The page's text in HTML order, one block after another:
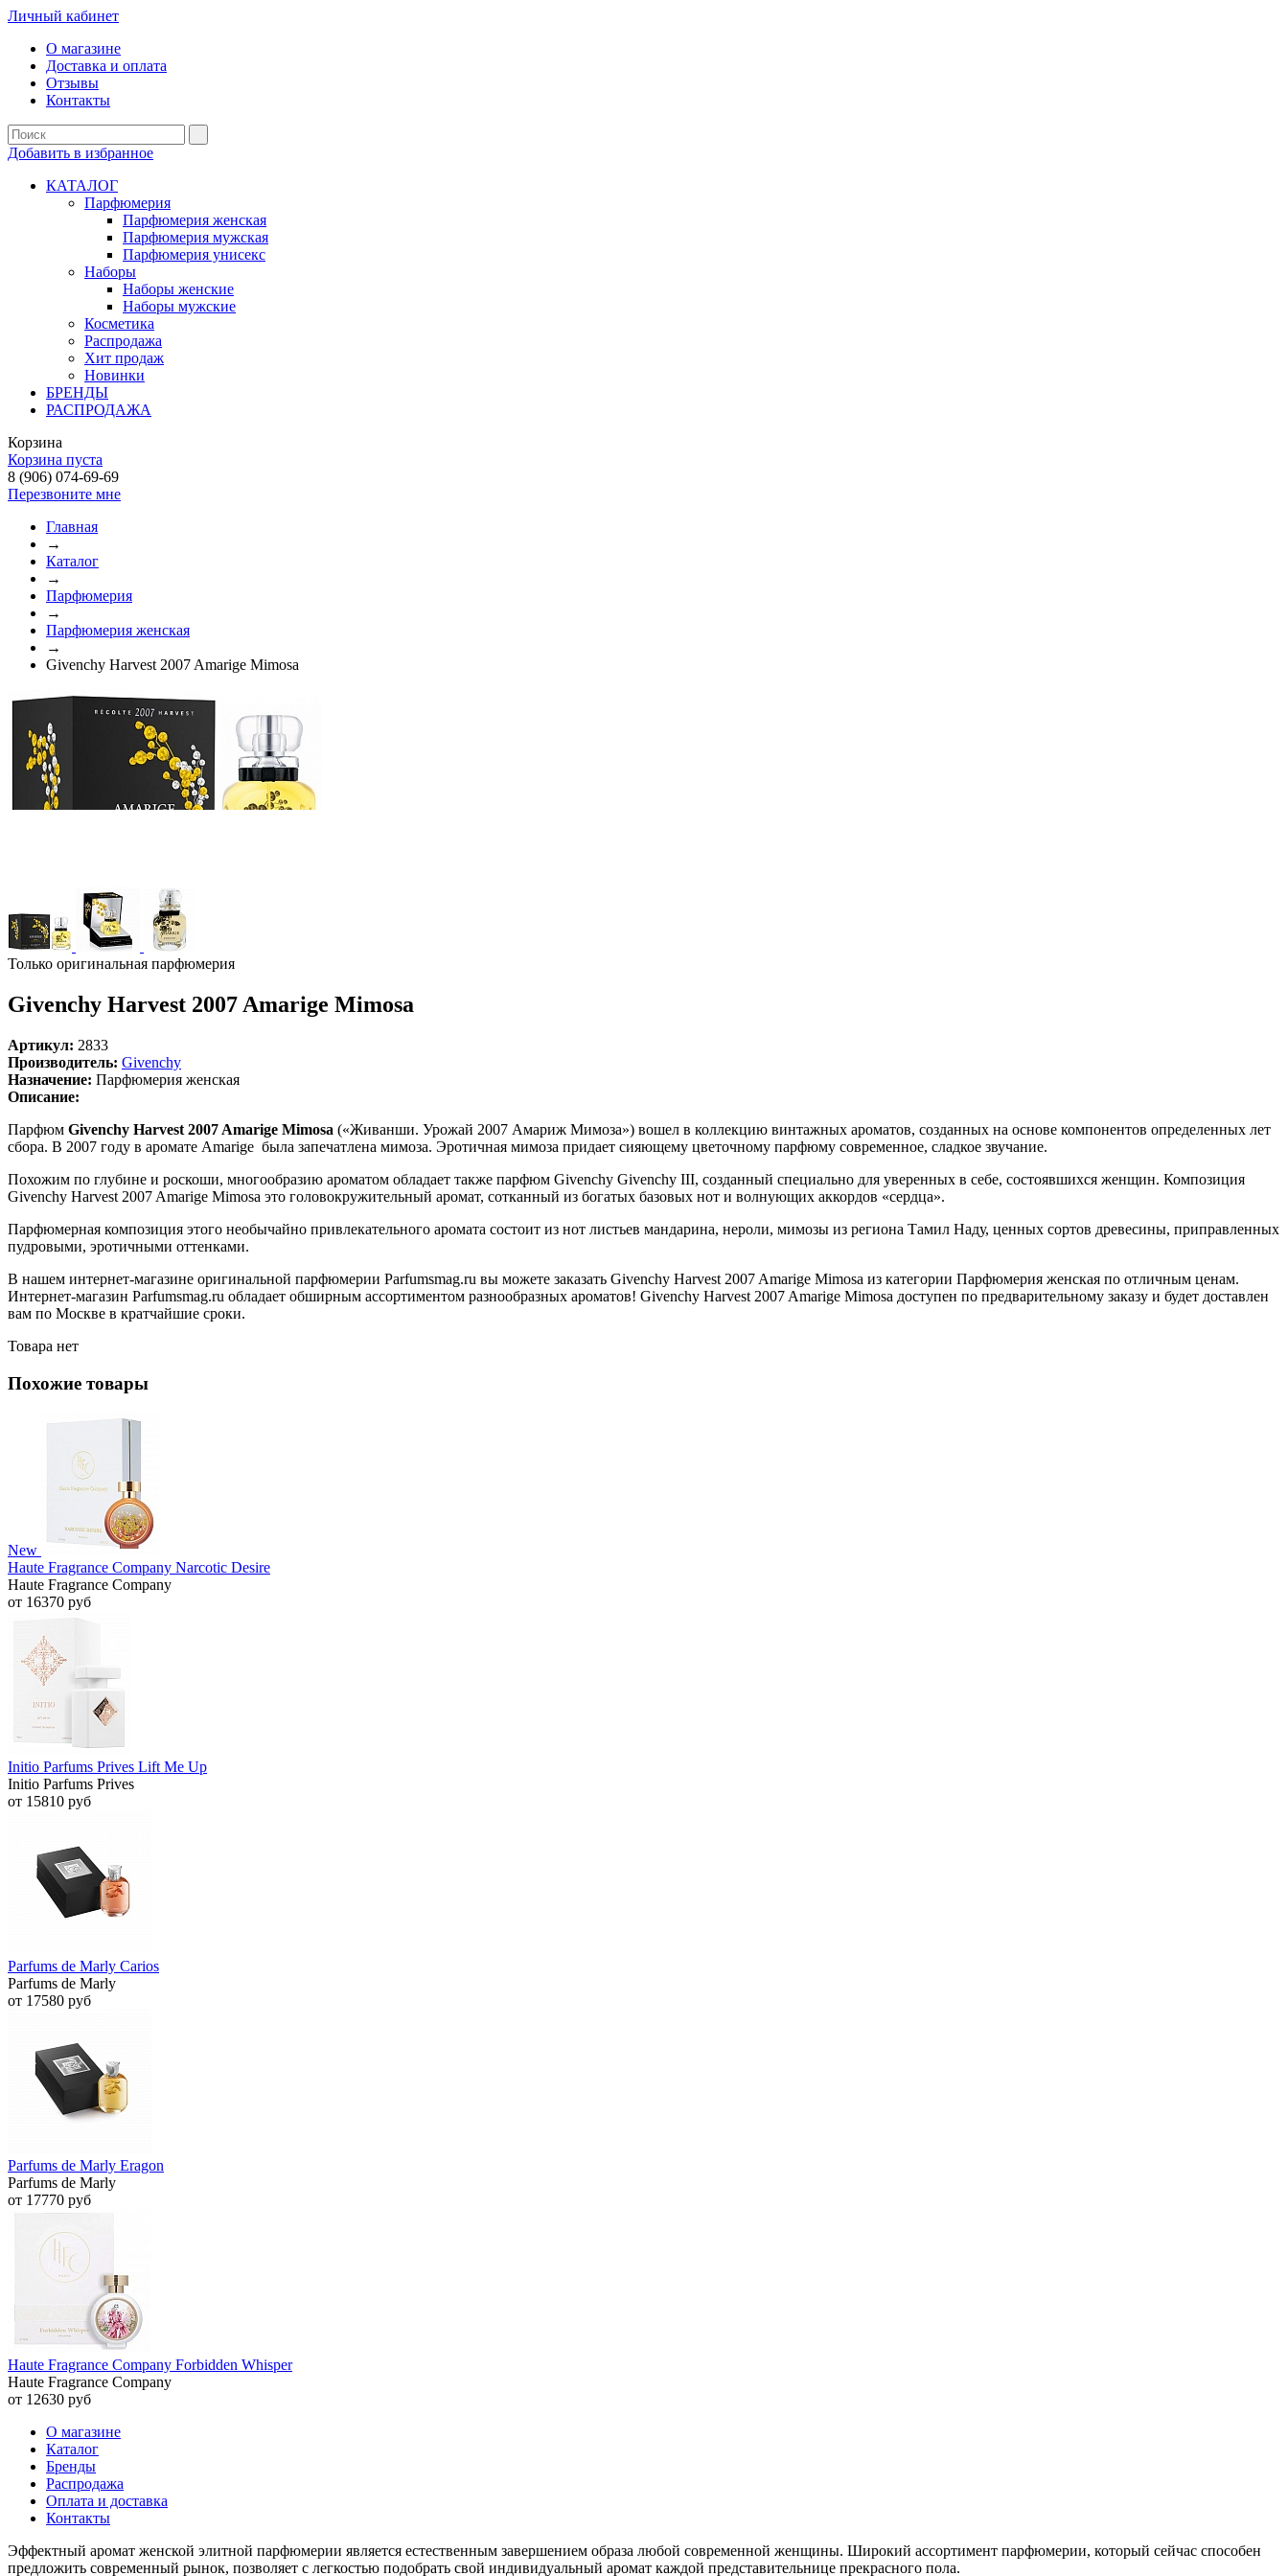
Личный кабинет
О магазине
Доставка и оплата
Отзывы
Контакты
Добавить в избранное
КАТАЛОГ
Парфюмерия
Парфюмерия женская
Парфюмерия мужская
Парфюмерия унисекс
Наборы
Наборы женские
Наборы мужские
Косметика
Распродажа
Хит продаж
Новинки
БРЕНДЫ
РАСПРОДАЖА
Корзина
Корзина пуста
8 (906) 074-69-69
Перезвоните мне
Главная
→
Каталог
→
Парфюмерия
→
Парфюмерия женская
→
Givenchy Harvest 2007 Amarige Mimosa
Только оригинальная парфюмерия
Givenchy Harvest 2007 Amarige Mimosa
Артикул: 2833
Производитель: Givenchy
Назначение: Парфюмерия женская
Описание:
Парфюм Givenchy Harvest 2007 Amarige Mimosa («Живанши. Урожай 2007 Амариж Мимоза») вошел в коллекцию винтажных ароматов, созданных на основе компонентов определенных лет
сбора. В 2007 году в аромате Amarige была запечатлена мимоза. Эротичная мимоза придает сияющему цветочному парфюму современное, сладкое звучание.
Похожим по глубине и роскоши, многообразию ароматом обладает также парфюм Givenchy Givenchy III, созданный специально для уверенных в себе, состоявшихся женщин. Композиция
Givenchy Harvest 2007 Amarige Mimosa это головокружительный аромат, сотканный из богатых базовых нот и волнующих аккордов «сердца».
Парфюмерная композиция этого необычайно привлекательного аромата состоит из нот листьев мандарина, нероли, мимозы из региона Тамил Наду, ценных сортов древесины, приправленных
пудровыми, эротичными оттенками.
В нашем интернет-магазине оригинальной парфюмерии Parfumsmag.ru вы можете заказать Givenchy Harvest 2007 Amarige Mimosa из категории Парфюмерия женская по отличным ценам.
Интернет-магазин Parfumsmag.ru обладает обширным ассортиментом разнообразных ароматов! Givenchy Harvest 2007 Amarige Mimosa доступен по предварительному заказу и будет доставлен
вам по Москве в кратчайшие сроки.
Товара нет
Похожие товары
New
Haute Fragrance Company Narcotic Desire
Haute Fragrance Company
от 16370 руб
Initio Parfums Prives Lift Me Up
Initio Parfums Prives
от 15810 руб
Parfums de Marly Carios
Parfums de Marly
от 17580 руб
Parfums de Marly Eragon
Parfums de Marly
от 17770 руб
Haute Fragrance Company Forbidden Whisper
Haute Fragrance Company
от 12630 руб
О магазине
Каталог
Бренды
Распродажа
Оплата и доставка
Контакты
Эффектный аромат женской элитной парфюмерии является естественным завершением образа любой современной женщины. Широкий ассортимент парфюмерии, который сейчас способен
предложить современный рынок, позволяет с легкостью подобрать свой индивидуальный аромат каждой представительнице прекрасного пола.